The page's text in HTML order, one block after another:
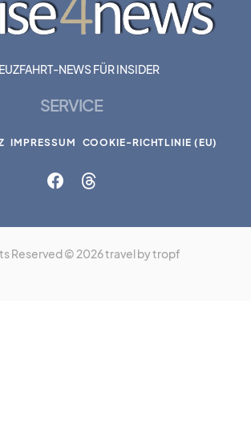
NEWS FÜR INSIDER
SERVICE
IMPRESSUM COOKIE-RICHTLINIE (EU)
Reserved © 2026 travel by tropf